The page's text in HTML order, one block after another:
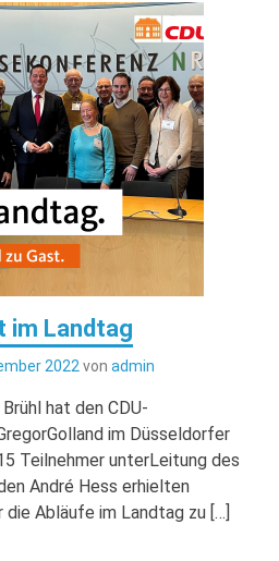
im Landtag
2022von admin
hat den CDU-
im Düsseldorfer
Teilnehmer unterLeitung des
André Hess erhielten
Abläufe im Landtag zu […]